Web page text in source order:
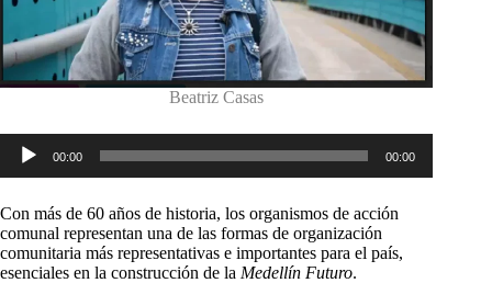
Beatriz Casas
Reproductor
audio
00:00 00:00
Con más de 60 años de historia, los organismos de acción
comunal representan una de las formas de organización
comunitaria más representativas e importantes para el país,
esenciales en la construcción de la Medellín Futuro.